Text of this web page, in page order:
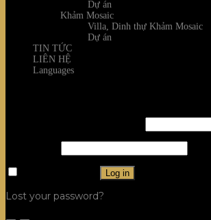
Dự án
Khảm Mosaic
Villa, Dinh thự Khảm Mosaic
Dự án
TIN TỨC
LIÊN HỆ
Languages
Log in
Lost your password?